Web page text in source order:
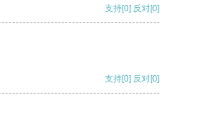
支持[0] 反对[0]
支持[0] 反对[0]